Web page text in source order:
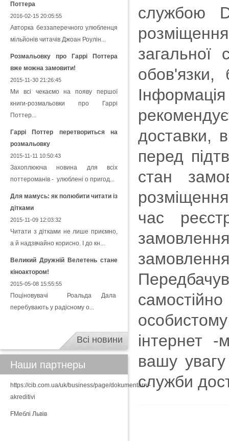
службою
загальної
обов'язки,
доставки,
перед
стан
час
інтернет
вашу
служби
Поттера
2016-02-15 20:05:55
Авторка беззаперечного улюбленця
мільйонів читачів Джоан Роулін...
Розмальовку про Гаррі Поттера
вже можна замовити!
2015-11-30 21:26:45
Ми всі чекаємо на появу першої
книги-розмальовки про Гаррі
Поттер...
Гаррі Поттер перетвориться на
розмальовку
2015-11-11 10:50:43
Захоплююча новина для всіх
поттероманів - улюблені о пригод...
Для мамусь: як полюбити читати із
дітками
2015-11-09 12:03:32
Читати з дітками не лише приємно,
а й надзвчайно корисно. І до кн...
Великий Дружній Велетень стане
кіноактором!
2015-05-08 15:55:55
Поціновувачі Роальда Дала
перебувають у радісному о...
Всі новини
Наши партнеры
https://cib.com.ua/uk/business/page/dokumentarni-
akreditivi
FМеблі Львів